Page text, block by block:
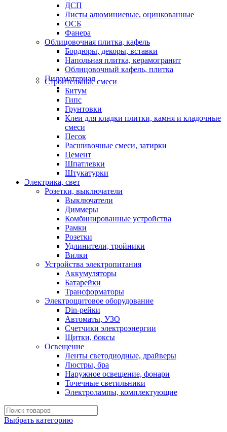
ДСП
Листы алюминиевые, оцинкованные
ОСБ
Фанера
Облицовочная плитка, кафель
Бордюры, декоры, вставки
Напольная плитка, керамогранит
Облицовочный кафель, плитка
Пиломатериал
Строительные смеси
Битум
Гипс
Грунтовки
Клеи для кладки плитки, камня и кладочные
смеси
Песок
Расшивочные смеси, затирки
Цемент
Шпатлевки
Штукатурки
Электрика, свет
Розетки, выключатели
Выключатели
Диммеры
Комбинированные устройства
Рамки
Розетки
Удлинители, тройники
Вилки
Устройства электропитания
Аккумуляторы
Батарейки
Трансформаторы
Электрощитовое оборудование
Din-рейки
Автоматы, УЗО
Счетчики электроэнергии
Щитки, боксы
Освещение
Ленты светодиодные, драйверы
Люстры, бра
Наружное освещение, фонари
Точечные светильники
Электролампы, комплектующие
Выбрать категорию